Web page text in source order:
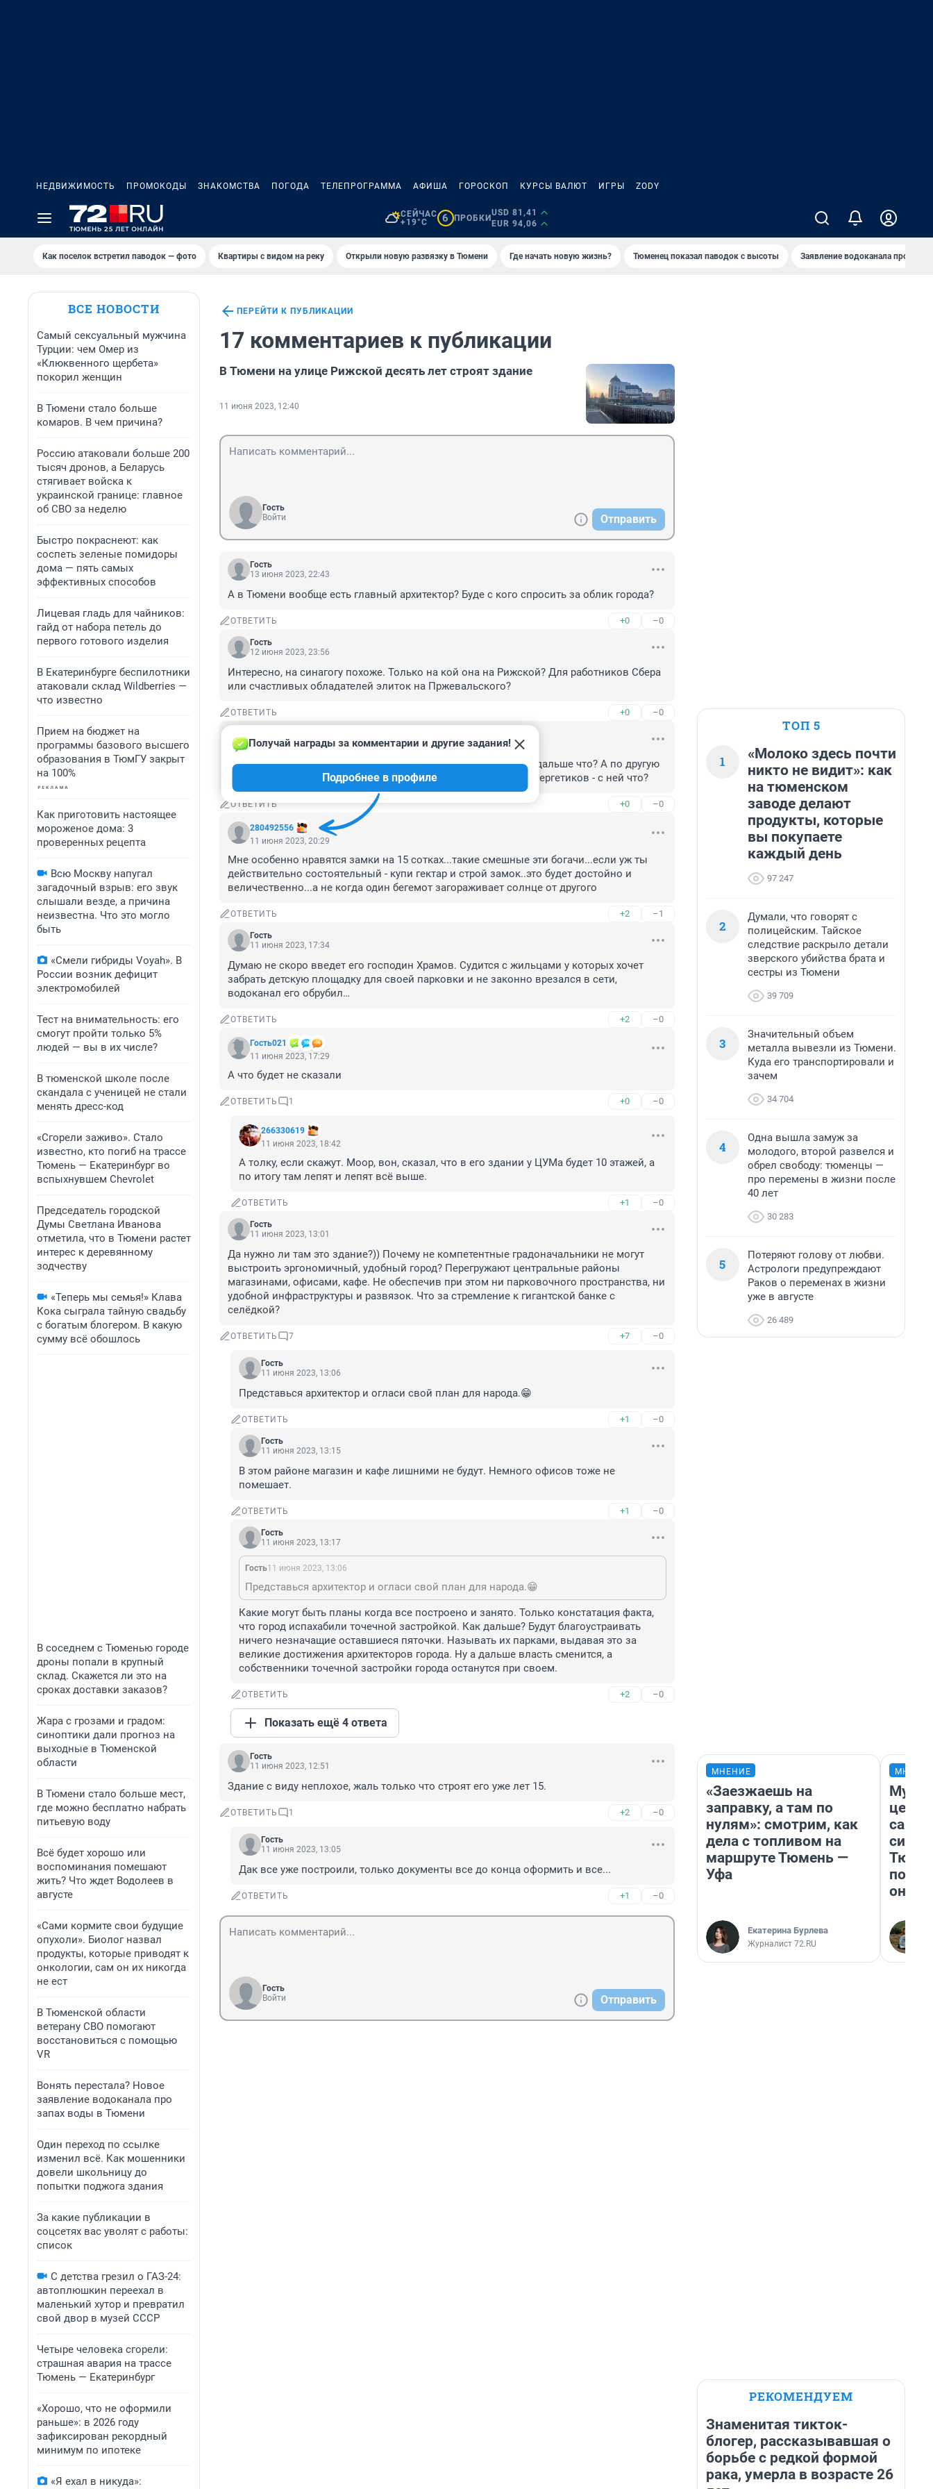
НЕДВИЖИМОСТЬ ПРОМОКОДЫ ЗНАКОМСТВА ПОГОДА ТЕЛЕПРОГРАММА АФИША ГОРОСКОП КУРСЫ ВАЛЮТ ИГРЫ ZODY
СЕЙЧАС
+19°C
6 ПРОБКИ
USD 81,41
EUR 94,06
Как поселок встретил паводок — фото Квартиры с видом на реку Открыли новую развязку в Тюмени Где начать новую жизнь? Тюменец показал паводок с высоты Заявление водоканала про
ВСЕ НОВОСТИ
Самый сексуальный мужчина
Турции: чем Омер из
«Клюквенного щербета»
покорил женщин
В Тюмени стало больше
комаров. В чем причина?
Россию атаковали больше 200
тысяч дронов, а Беларусь
стягивает войска к
украинской границе: главное
об СВО за неделю
Быстро покраснеют: как
соспеть зеленые помидоры
дома — пять самых
эффективных способов
Лицевая гладь для чайников:
гайд от набора петель до
первого готового изделия
В Екатеринбурге беспилотники
атаковали склад Wildberries —
что известно
Прием на бюджет на
программы базового высшего
образования в ТюмГУ закрыт
на 100%
Как приготовить настоящее
мороженое дома: 3
проверенных рецепта
Всю Москву напугал
загадочный взрыв: его звук
слышали везде, а причина
неизвестна. Что это могло
быть
«Смели гибриды Voyah». В
России возник дефицит
электромобилей
Тест на внимательность: его
смогут пройти только 5%
людей — вы в их числе?
В тюменской школе после
скандала с ученицей не стали
менять дресс-код
«Сгорели заживо». Стало
известно, кто погиб на трассе
Тюмень — Екатеринбург во
вспыхнувшем Chevrolet
Председатель городской
Думы Светлана Иванова
отметила, что в Тюмени растет
интерес к деревянному
зодчеству
«Теперь мы семья!» Клава
Кока сыграла тайную свадьбу
с богатым блогером. В какую
сумму всё обошлось
В соседнем с Тюменью городе
дроны попали в крупный
склад. Скажется ли это на
сроках доставки заказов?
Жара с грозами и градом:
синоптики дали прогноз на
выходные в Тюменской
области
В Тюмени стало больше мест,
где можно бесплатно набрать
питьевую воду
Всё будет хорошо или
воспоминания помешают
жить? Что ждет Водолеев в
августе
«Сами кормите свои будущие
опухоли». Биолог назвал
продукты, которые приводят к
онкологии, сам он их никогда
не ест
В Тюменской области
ветерану СВО помогают
восстановиться с помощью
VR
Вонять перестала? Новое
заявление водоканала про
запах воды в Тюмени
Один переход по ссылке
изменил всё. Как мошенники
довели школьницу до
попытки поджога здания
За какие публикации в
соцсетях вас уволят с работы:
список
С детства грезил о ГАЗ-24:
автоплюшкин переехал в
маленький хутор и превратил
свой двор в музей СССР
Четыре человека сгорели:
страшная авария на трассе
Тюмень — Екатеринбург
«Хорошо, что не оформили
раньше»: в 2026 году
зафиксирован рекордный
минимум по ипотеке
«Я ехал в никуда»:
ПЕРЕЙТИ К ПУБЛИКАЦИИ
17 комментариев к публикации
В Тюмени на улице Рижской десять лет строят здание
11 июня 2023, 12:40
Гость
Войти
Отправить
Гость
13 июня 2023, 22:43
А в Тюмени вообще есть главный архитектор? Буде с кого спросить за облик города?
ОТВЕТИТЬ +0 –0
Гость
12 июня 2023, 23:56
Интересно, на синагогу похоже. Только на кой она на Рижской? Для работников Сбера
или счастливых обладателей элиток на Пржевальского?
ОТВЕТИТЬ +0 –0
11 июня 2023, 20:52
А что с землей напротив Нобеля? Снесли бетонный скелет и дальше что? А по другую
сторону от того же Нобеля свечка разваливающаяся на ул. Энергетиков - с ней что?
ОТВЕТИТЬ +0 –0
280492556
Получай награды за комментарии и другие задания!
Подробнее в профиле
11 июня 2023, 20:29
Мне особенно нравятся замки на 15 сотках...такие смешные эти богачи...если уж ты
действительно состоятельный - купи гектар и строй замок..это будет достойно и
величественно...а не когда один бегемот загораживает солнце от другого
ОТВЕТИТЬ +2 –1
Гость
11 июня 2023, 17:34
Думаю не скоро введет его господин Храмов. Судится с жильцами у которых хочет
забрать детскую площадку для своей парковки и не законно врезался в сети,
водоканал его обрубил…
ОТВЕТИТЬ +2 –0
Гость021
11 июня 2023, 17:29
А что будет не сказали
ОТВЕТИТЬ 1 +0 –0
266330619
11 июня 2023, 18:42
А толку, если скажут. Моор, вон, сказал, что в его здании у ЦУМа будет 10 этажей, а
по итогу там лепят и лепят всё выше.
ОТВЕТИТЬ +1 –0
Гость
11 июня 2023, 13:01
Да нужно ли там это здание?)) Почему не компетентные градоначальники не могут
выстроить эргономичный, удобный город? Перегружают центральные районы
магазинами, офисами, кафе. Не обеспечив при этом ни парковочного пространства, ни
удобной инфраструктуры и развязок. Что за стремление к гигантской банке с
селёдкой?
ОТВЕТИТЬ 7 +7 –0
Гость
11 июня 2023, 13:06
Представься архитектор и огласи свой план для народа.😁
ОТВЕТИТЬ +1 –0
Гость
11 июня 2023, 13:15
В этом районе магазин и кафе лишними не будут. Немного офисов тоже не
помешает.
ОТВЕТИТЬ +1 –0
Гость
11 июня 2023, 13:17
Гость11 июня 2023, 13:06
Представься архитектор и огласи свой план для народа.😁
Какие могут быть планы когда все построено и занято. Только констатация факта,
что город испахабили точечной застройкой. Как дальше? Будут благоустраивать
ничего незначащие оставшиеся пяточки. Называть их парками, выдавая это за
великие достижения архитекторов города. Ну а дальше власть сменится, а
собственники точечной застройки города останутся при своем.
ОТВЕТИТЬ +2 –0
Показать ещё 4 ответа
Гость
11 июня 2023, 12:51
Здание с виду неплохое, жаль только что строят его уже лет 15.
ОТВЕТИТЬ 1 +2 –0
Гость
11 июня 2023, 13:05
Дак все уже построили, только документы все до конца оформить и все...
ОТВЕТИТЬ +1 –0
Гость
Войти
Отправить
ТОП 5
1
«Молоко здесь почти
никто не видит»: как
на тюменском
заводе делают
продукты, которые
вы покупаете
каждый день
97 247
2
Думали, что говорят с
полицейским. Тайское
следствие раскрыло детали
зверского убийства брата и
сестры из Тюмени
39 709
3
Значительный объем
металла вывезли из Тюмени.
Куда его транспортировали и
зачем
34 704
4
Одна вышла замуж за
молодого, второй развелся и
обрел свободу: тюменцы —
про перемены в жизни после
40 лет
30 283
5
Потеряют голову от любви.
Астрологи предупреждают
Раков о переменах в жизни
уже в августе
26 489
МНЕНИЕ
«Заезжаешь на
заправку, а там по
нулям»: смотрим, как
дела с топливом на
маршруте Тюмень —
Уфа
Екатерина Бурлева
Журналист 72.RU
они
РЕКОМЕНДУЕМ
Знаменитая тикток-
блогер, рассказывавшая о
борьбе с редкой формой
рака, умерла в возрасте 26